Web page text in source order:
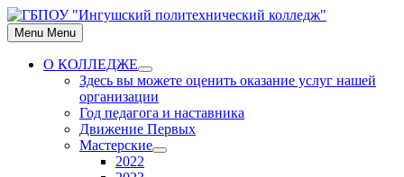
Skip
to
content
Menu Menu
О КОЛЛЕДЖЕ
Show
sub
menu
Здесь вы можете оценить оказание услуг нашей
организации
Год педагога и наставника
Движение Первых
Мастерские
Show
2022